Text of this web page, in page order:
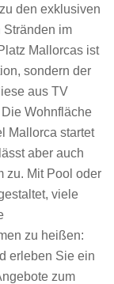
den exklusiven
Stränden im
Mallorcas ist
sondern der
aus TV
Wohnfläche
Mallorca startet
aber auch
zu. Mit Pool oder
viele
zu heißen:
erleben Sie ein
zum